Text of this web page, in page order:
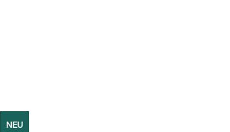
NEU